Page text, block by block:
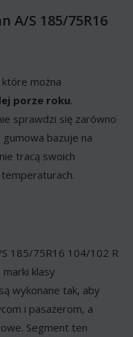
A/S 185/75R16
można
porze roku.
sprawdzi się zarówno
gumowa bazuje na
tracą swoich
temperaturach.
185/75R16 104/102 R
klasy
wykonane tak, aby
i pasażerom, a
Segment ten